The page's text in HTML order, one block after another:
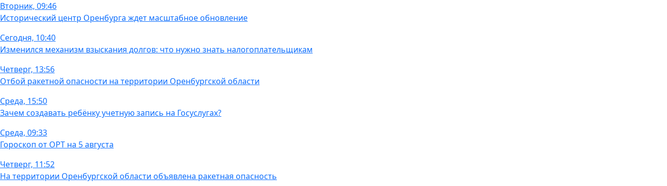
Вторник, 09:46
Исторический центр Оренбурга ждет масштабное обновление
Сегодня, 10:40
Изменился механизм взыскания долгов: что нужно знать налогоплательщикам
Четверг, 13:56
Отбой ракетной опасности на территории Оренбургской области
Среда, 15:50
Зачем создавать ребёнку учетную запись на Госуслугах?
Среда, 09:33
Гороскоп от ОРТ на 5 августа
Четверг, 11:52
На территории Оренбургской области объявлена ракетная опасность